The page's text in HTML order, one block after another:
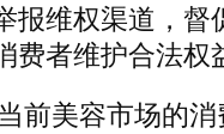
报维权渠道，督
费者维护合法权
前美容市场的